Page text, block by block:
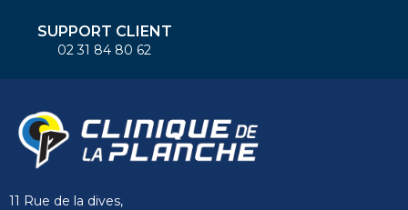
SUPPORT CLIENT
02 31 84 80 62
11 Rue de la dives,